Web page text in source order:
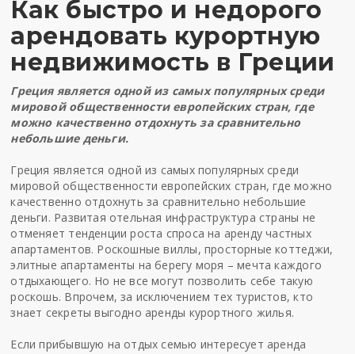
Как быстро и недорого
арендовать курортную
недвижимость в Греции
Греция является одной из самых популярных среди
мировой общественности европейских стран, где
можно качественно отдохнуть за сравнительно
небольшие деньги.
Греция является одной из самых популярных среди
мировой общественности европейских стран, где можно
качественно отдохнуть за сравнительно небольшие
деньги. Развитая отельная инфраструктура страны не
отменяет тенденции роста спроса на аренду частных
апартаментов. Роскошные виллы, просторные коттеджи,
элитные апартаменты на берегу моря – мечта каждого
отдыхающего. Но не все могут позволить себе такую
роскошь. Впрочем, за исключением тех туристов, кто
знает секреты выгодно аренды курортного жилья.
Если прибывшую на отдых семью интересует аренда